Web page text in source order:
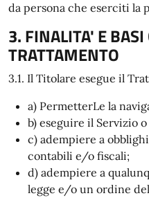
da persona che eserciti la
3. FINALITA' E
TRATTAMENTO
3.1. Il Titolare esegue il
a) PermetterLe la
b) eseguire il Servizio
c) adempiere a
contabili e/o fiscali;
d) adempiere a
legge e/o un ordine